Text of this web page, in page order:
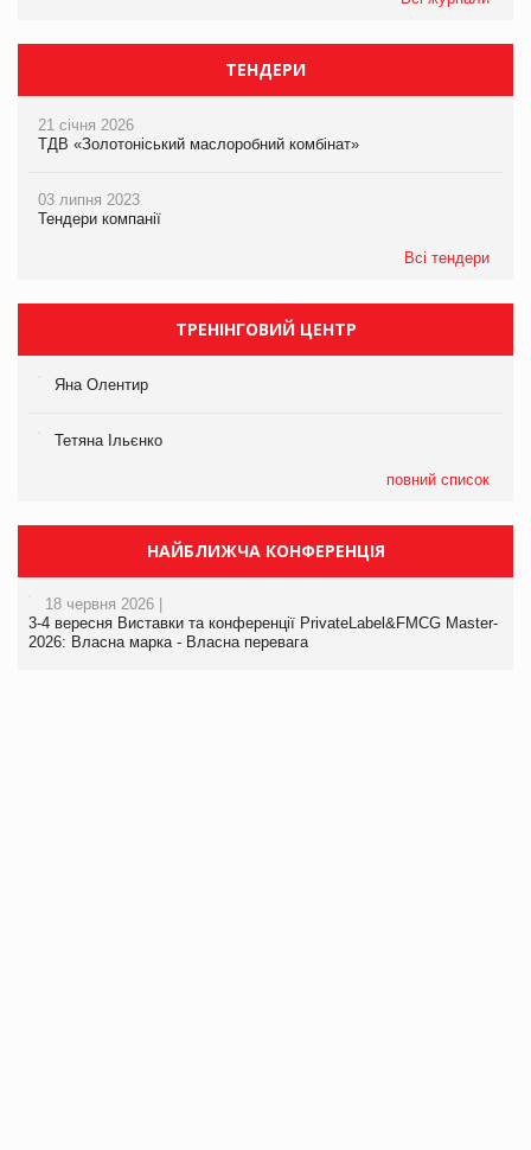
ТЕНДЕРИ
21 січня 2026
ТДВ «Золотоніський маслоробний комбінат»
03 липня 2023
Тендери компанії
Всі тендери
ТРЕНІНГОВИЙ ЦЕНТР
Яна Олентир
Тетяна Ільєнко
повний список
НАЙБЛИЖЧА КОНФЕРЕНЦІЯ
18 червня 2026 |
3-4 вересня Виставки та конференції PrivateLabel&FMCG Master-
2026: Власна марка - Власна перевага